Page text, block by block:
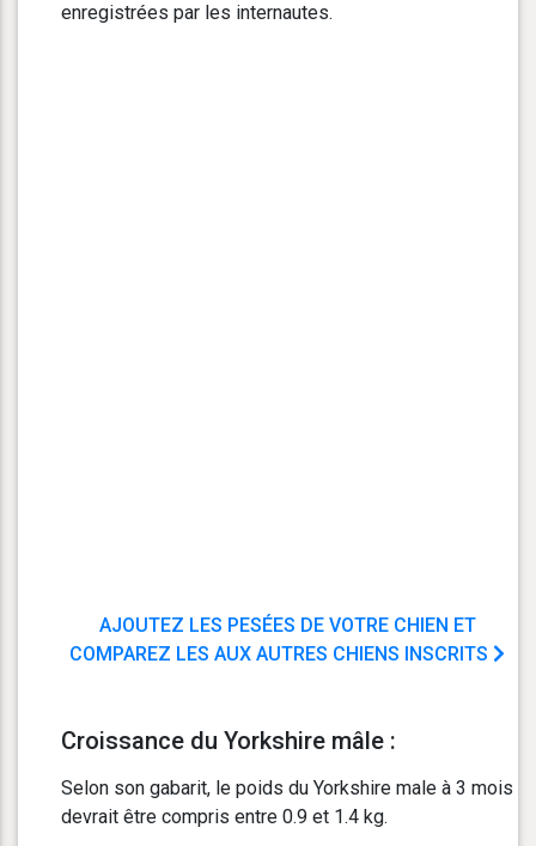
enregistrées par les internautes.
AJOUTEZ LES PESÉES DE VOTRE CHIEN ET
COMPAREZ LES AUX AUTRES CHIENS INSCRITS
Croissance du Yorkshire mâle :
Selon son gabarit, le poids du Yorkshire male à 3 mois
devrait être compris entre 0.9 et 1.4 kg.